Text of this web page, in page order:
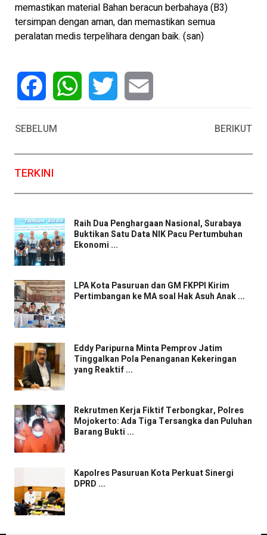
memastikan material Bahan beracun berbahaya (B3)
tersimpan dengan aman, dan memastikan semua
peralatan medis terpelihara dengan baik. (san)
SEBELUM
BERIKUT
TERKINI
Raih Dua Penghargaan Nasional, Surabaya
Buktikan Satu Data NIK Pacu Pertumbuhan
Ekonomi ...
LPA Kota Pasuruan dan GM FKPPI Kirim
Pertimbangan ke MA soal Hak Asuh Anak ...
Eddy Paripurna Minta Pemprov Jatim
Tinggalkan Pola Penanganan Kekeringan
yang Reaktif ...
Rekrutmen Kerja Fiktif Terbongkar, Polres
Mojokerto: Ada Tiga Tersangka dan Puluhan
Barang Bukti ...
Kapolres Pasuruan Kota Perkuat Sinergi
DPRD ...